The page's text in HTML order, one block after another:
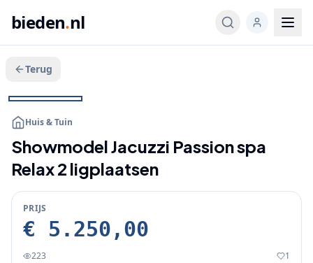
bieden.nl
Terug
Veeg voor meer
Huis & Tuin
Showmodel Jacuzzi Passion spa
Relax 2 ligplaatsen
PRIJS
€ 5.250,00
223 1